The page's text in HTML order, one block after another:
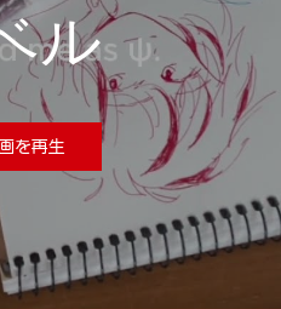
ル
を再生